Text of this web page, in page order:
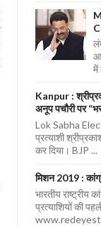
में
Kanpur :
अनूप पचौरी पर
Lok Sabha
प्रत्याशी
कर दिया। BJP ...
मिशन 2019 :
भारतीय
प्रत्याशियों की